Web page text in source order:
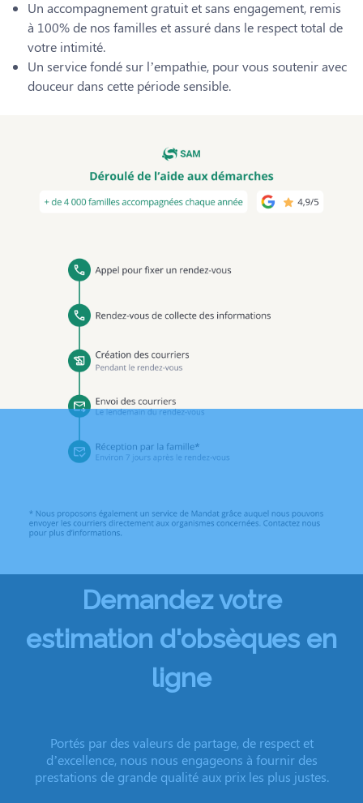
Un accompagnement gratuit et sans engagement, remis
à 100% de nos familles et assuré dans le respect total de
votre intimité.
Un service fondé sur l’empathie, pour vous soutenir avec
douceur dans cette période sensible.
Demandez votre
estimation d'obsèques en
ligne
Portés par des valeurs de partage, de respect et
d’excellence, nous nous engageons à fournir des
prestations de grande qualité aux prix les plus justes.